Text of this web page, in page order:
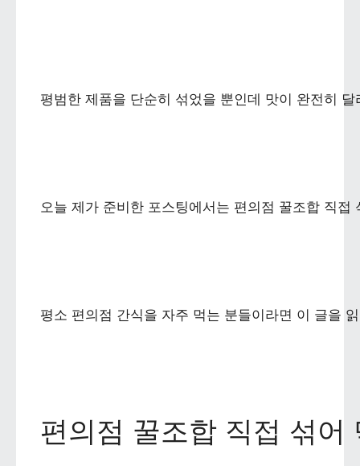
평범한 제품을 단순히 섞었을 뿐인데 맛이 완전히
오늘 제가 준비한 포스팅에서는 편의점 꿀조합 직
평소 편의점 간식을 자주 먹는 분들이라면 이 글을
편의점 꿀조합 직접 섞